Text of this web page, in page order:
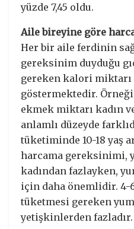
yüzde 7,45 oldu.
Aile bireyine göre
Her bir aile ferdinin
gereksinim duyduğu
gereken kalori miktarı
göstermektedir.
ekmek miktarı kadın
anlamlı düzeyde
tüketiminde 10-18 yaş
harcama gereksinimi,
kadından fazlayken,
için daha önemlidir. 4-
tüketmesi gereken
yetişkinlerden fazladır.